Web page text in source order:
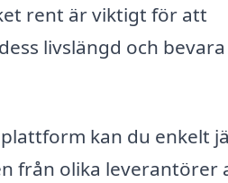
rent är viktigt för att
livslängd och
kan du enkelt
från olika leverantörer